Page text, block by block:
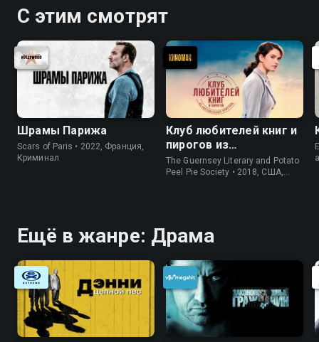
С этим смотрят
Шрамы Парижа
Scars of Paris • 2022, Франция,
Криминал
Клуб любителей книг и
пирогов из
картофельных
очистков
The Guernsey Literary and Potato
Peel Pie Society • 2018, США,
Ещё в жанре: Драма